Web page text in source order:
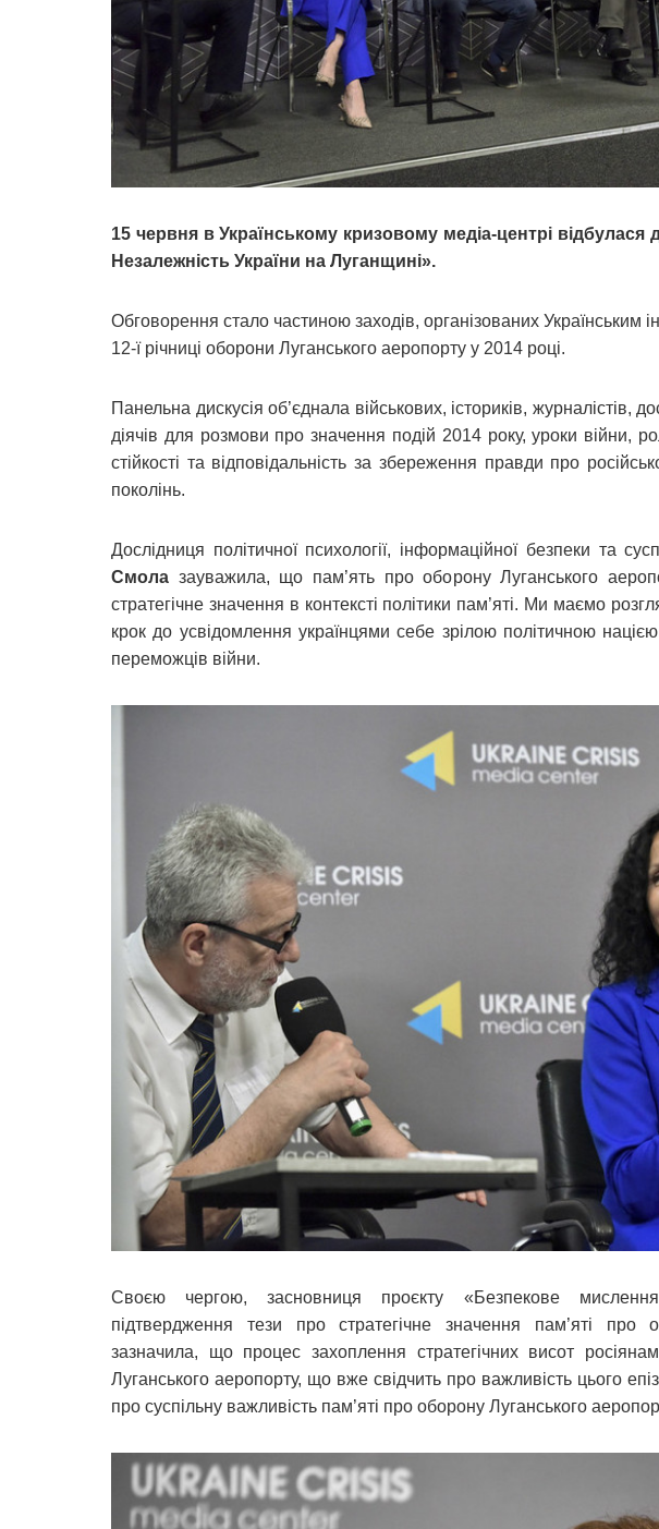
15 червня в Українському кризовому медіа-центрі відбулася
Незалежність України на Луганщині».
Обговорення стало частиною заходів, організованих Українським
12-ї річниці оборони Луганського аеропорту у 2014 році.
Панельна дискусія об’єднала військових, істориків, журналістів,
діячів для розмови про значення подій 2014 року, уроки війни,
стійкості та відповідальність за збереження правди про
поколінь.
Дослідниця політичної психології, інформаційної безпеки та
Смола зауважила, що пам’ять про оборону Луганського
стратегічне значення в контексті політики пам’яті. Ми маємо
крок до усвідомлення українцями себе зрілою політичною
переможців війни.
Своєю чергою, засновниця проєкту «Безпекове
підтвердження тези про стратегічне значення пам’яті про
зазначила, що процес захоплення стратегічних висот
Луганського аеропорту, що вже свідчить про важливість цього
про суспільну важливість пам’яті про оборону Луганського